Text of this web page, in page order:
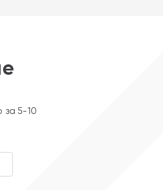
за 5-10